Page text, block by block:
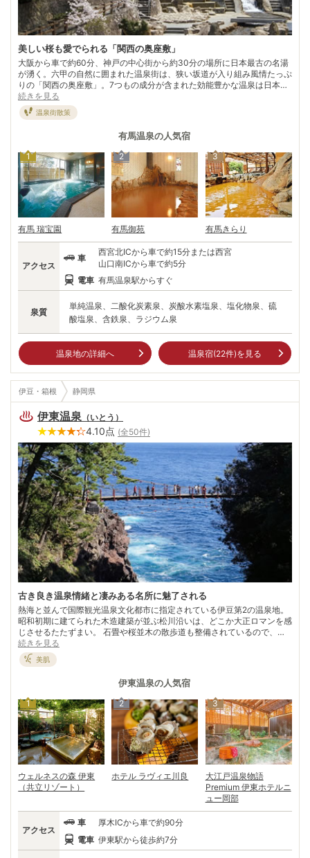
美しい桜も愛でられる「関西の奥座敷」
大阪から車で約60分、神戸の中心街から約30分の場所に日本最古の名湯
が湧く。六甲の自然に囲まれた温泉街は、狭い坂道が入り組み風情たっぷ
りの「関西の奥座敷」。7つもの成分が含まれた効能豊かな温泉は日本三
古泉の一つにも数えられる。 「日本書紀」にも記載が残る古湯で、温泉
寺を建立した僧行基が温泉の基礎を築き、12宿坊を開いた僧仁西が中
興。そして、有馬を愛し、ねねと共に何度も訪れた豊臣秀吉が大規模な改
修工事に着手し、江戸時代末期には「有馬千軒」と謳われるほどの繁栄を
誇った。 洪水、大火、震災と何度も危機を乗り越えてきた有馬の姿を見
守った茶褐色の“金泉”と無色透明の“銀泉”。太古から変わらないお湯に、
興亡の歴史をめぐらせてみるのもよい。
続きを見る
温泉街散策
有馬温泉の人気宿
1
有馬 瑞宝園
2
有馬御苑
3
有馬きらり
泉質
単純温泉、二酸化炭素泉、炭酸水素塩泉、塩化物泉、硫
酸塩泉、含鉄泉、ラジウム泉
アクセス
車
西宮北ICから車で約15分または西宮
山口南ICから車で約5分
電車 有馬温泉駅からすぐ
温泉地の詳細へ 温泉宿(22件)を見る
伊豆・箱根 静岡県
伊東温泉 （いとう ）
4.10点 (全50件)
古き良き温泉情緒と凄みある名所に魅了される
熱海と並んで国際観光温泉文化都市に指定されている伊豆第2の温泉地。
昭和初期に建てられた木造建築が並ぶ松川沿いは、どこか大正ロマンを感
じさせるたたずまい。 石畳や桜並木の散歩道も整備されているので、散
策しながら古き良き時代の温泉情緒に酔いしれてみるのもよい。 源頼
朝、伊東祐親、日蓮上人ゆかりの史跡、室生犀星、北原白秋、与謝野鉄
幹・晶子夫妻などの文人が愛した街並み、共同浴場に伊東七福神と、何度
訪れても飽きることを知らない魅力がいっぱい。徳川家光にも献上された
という自慢のお湯に浸かれば、時間を忘れて心も体も安らげる。ちょっと
足を延ばせば絶景が広がる城ケ崎も。吊橋はスリル満点だ。
続きを見る
美肌
伊東温泉の人気宿
1
ウェルネスの森 伊東
（共立リゾート）
2
ホテル ラヴィエ川良
3
大江戸温泉物語
Premium 伊東ホテルニ
ュー岡部
アクセス
車
厚木ICから車で約90分
電車 伊東駅から徒歩約7分